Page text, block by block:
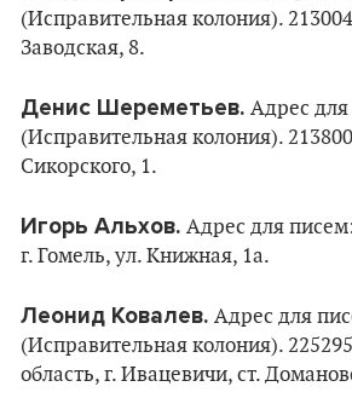
(Исправительная колония).
Заводская, 8.
Денис Шереметьев. Адрес
(Исправительная колония).
Сикорского, 1.
Игорь Альхов. Адрес для
г. Гомель, ул. Книжная, 1а.
Леонид Ковалев. Адрес для
(Исправительная колония).
область, г. Ивацевичи, ст.